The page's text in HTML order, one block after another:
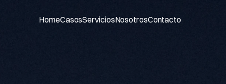
HomeCasosServiciosNosotrosContacto